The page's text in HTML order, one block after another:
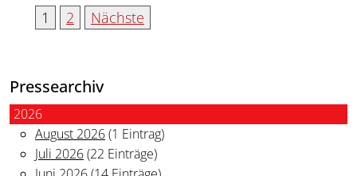
1
2 Nächste
Pressearchiv
2026
August 2026(1 Eintrag)
Juli 2026(22 Einträge)